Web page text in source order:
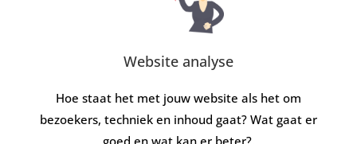
Website analyse
Hoe staat het met jouw website als het om
bezoekers, techniek en inhoud gaat? Wat gaat er
goed en wat kan er beter?.